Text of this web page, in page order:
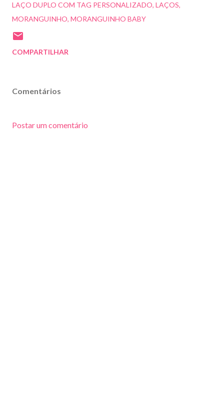
LAÇO DUPLO COM TAG PERSONALIZADO LAÇOS
MORANGUINHO MORANGUINHO BABY
COMPARTILHAR
Comentários
Postar um comentário